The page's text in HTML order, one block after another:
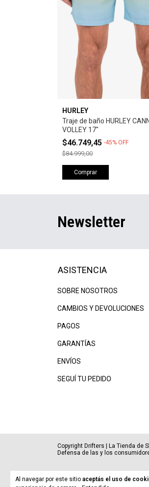
Al navegar por este sitio aceptás el uso de
HURLEY
Traje de baño HURLEY
VOLLEY 17"
$46.749,45 -45% OFF
$84.999,00
Comprar
Newsletter
ASISTENCIA
SOBRE NOSOTROS
CAMBIOS Y DEVOLUCIONES
PAGOS
GARANTÍAS
ENVÍOS
SEGUÍ TU PEDIDO
Copyright Drifters | La Tienda de
Defensa de las y los